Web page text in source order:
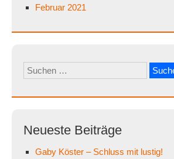
Februar 2021
Suchen
nach:
Neueste Beiträge
Gaby Köster – Schluss mit lustig!